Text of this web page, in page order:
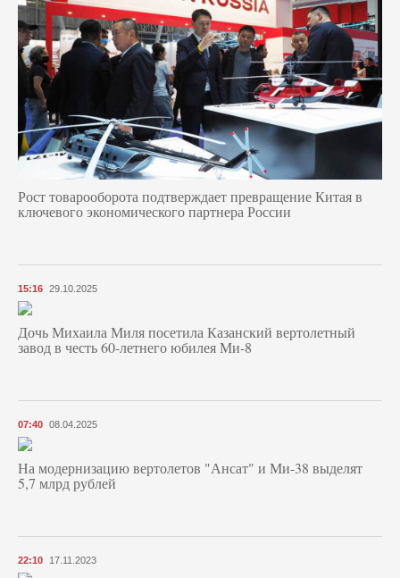
Рост товарооборота подтверждает превращение Китая в
ключевого экономического партнера России
15:16 29.10.2025
Дочь Михаила Миля посетила Казанский вертолетный
завод в честь 60-летнего юбилея Ми-8
07:40 08.04.2025
На модернизацию вертолетов "Ансат" и Ми-38 выделят
5,7 млрд рублей
22:10 17.11.2023